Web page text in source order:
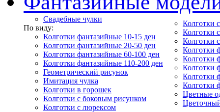
Свадебные чулки
По виду:
Колготки фантазийные 10-15 ден
Колготки фантазийные 20-50 ден
Колготки фантазийные 60-100 ден
Колготки фантазийные 110-200 ден
Геометрический рисунок
Имитация чулка
Колготки в горошек
Колготки с боковым рисунком
Колготки с люрексом
Колготки
Колготки
Колготки
Колготки
Колготки
Колготки
Колготки
Колготки
Цветные